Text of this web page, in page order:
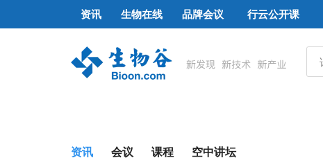
资讯 生物在线 品牌会议 行云公开课
资讯 会议 课程 空中讲坛